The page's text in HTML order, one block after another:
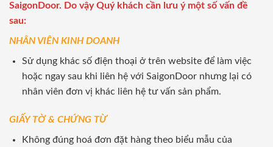
SaigonDoor. Do vậy Quý khách cần lưu ý một số vấn đề
sau:
NHÂN VIÊN KINH DOANH
Sử dụng khác số điện thoại ở trên website để làm việc
hoặc ngay sau khi liên hệ với SaigonDoor nhưng lại có
nhân viên đơn vị khác liên hệ tư vấn sản phẩm.
GIẤY TỜ & CHỨNG TỪ
Không đúng hoá đơn đặt hàng theo biểu mẫu của